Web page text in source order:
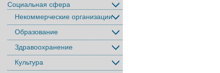
Социальная сфера
Некоммерческие организации
Образование
Здравоохранение
Культура